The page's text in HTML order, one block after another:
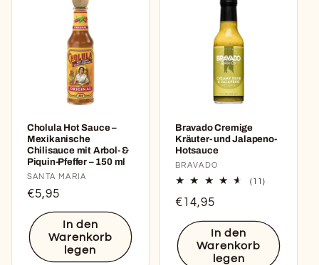
Cholula Hot Sauce –
Mexikanische
Chilisauce mit Arbol- &
Piquin-Pfeffer – 150 ml
Anbieter:
SANTA MARIA
Normaler
Preis
€5,95
In den
Warenkorb
legen
Bravado Cremige
Kräuter- und Jalapeno-
Hotsauce
Anbieter:
BRAVADO
(11)11
Normaler
Preis
€14,95
In den
Warenkorb
legen